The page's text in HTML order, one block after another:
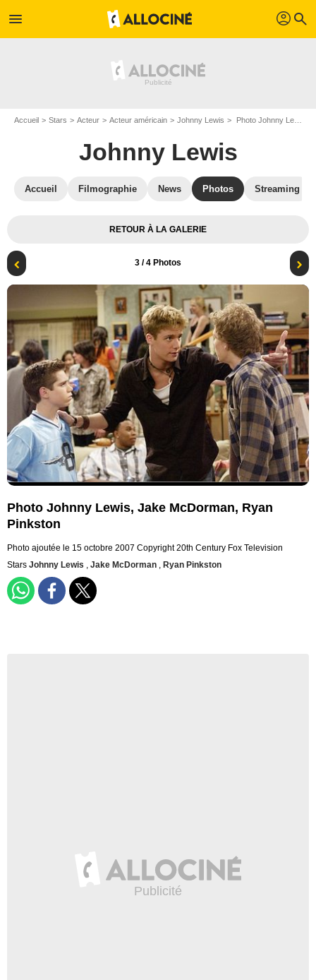
menu profil search
Accueil Stars Acteur Acteur américain Johnny Lewis Photo Johnny Lewis, Jake McDorman, Ryan Pinkston
Johnny Lewis
Accueil Filmographie News Photos Streaming
RETOUR À LA GALERIE
3 / 4 Photos
Photo Johnny Lewis, Jake McDorman, Ryan
Pinkston
Photo ajoutée le 15 octobre 2007 Copyright 20th Century Fox Television
Stars Johnny Lewis , Jake McDorman , Ryan Pinkston